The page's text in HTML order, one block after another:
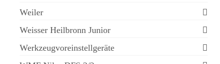
Weiler
Weisser Heilbronn Junior
Werkzeugvoreinstellgeräte